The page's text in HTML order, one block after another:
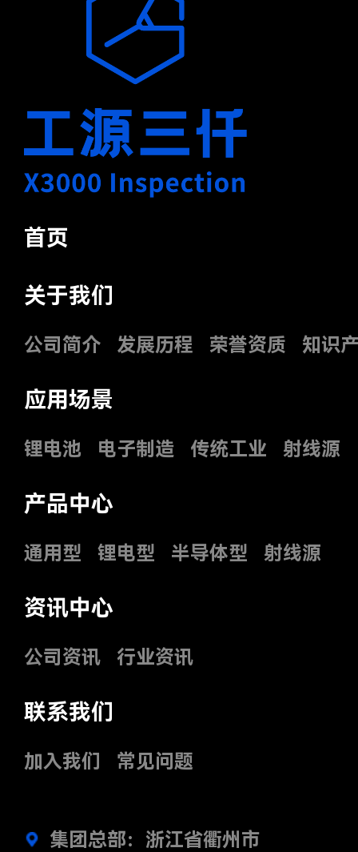
首页
关于我们
公司简介 发展历程 荣誉资质 知识
应用场景
锂电池 电子制造 传统工业 射线源
产品中心
通用型 锂电型 半导体型 射线源
资讯中心
公司资讯 行业资讯
联系我们
加入我们 常见问题
集团总部：浙江省衢州市